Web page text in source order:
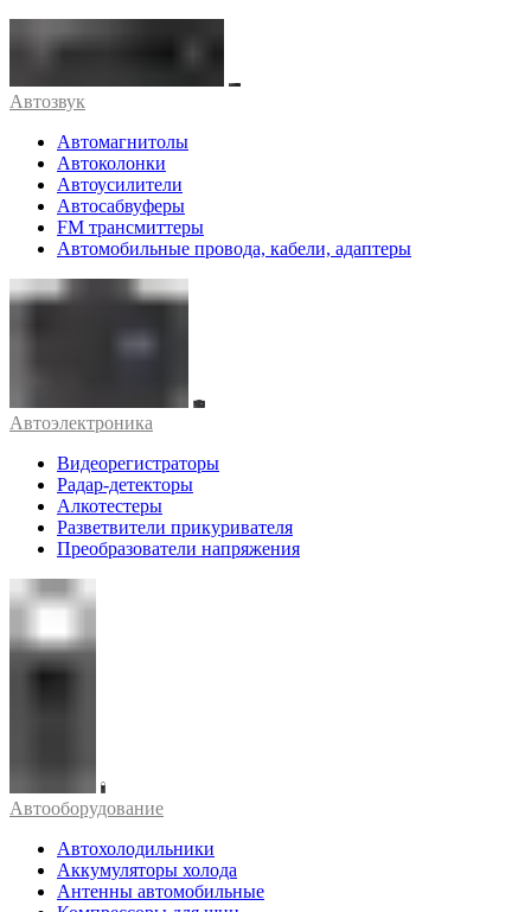
Автозвук
Автомагнитолы
Автоколонки
Автоусилители
Автосабвуферы
FM трансмиттеры
Автомобильные провода, кабели, адаптеры
Автоэлектроника
Видеорегистраторы
Радар-детекторы
Алкотестеры
Разветвители прикуривателя
Преобразователи напряжения
Автооборудование
Автохолодильники
Аккумуляторы холода
Антенны автомобильные